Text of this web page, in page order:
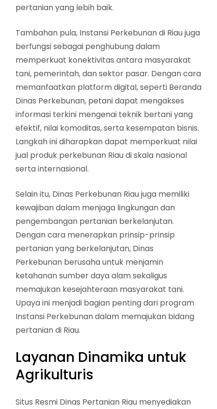
pertanian yang lebih baik.
Tambahan pula, Instansi Perkebunan di Riau juga
berfungsi sebagai penghubung dalam
memperkuat konektivitas antara masyarakat
tani, pemerintah, dan sektor pasar. Dengan cara
memanfaatkan platform digital, seperti Beranda
Dinas Perkebunan, petani dapat mengakses
informasi terkini mengenai teknik bertani yang
efektif, nilai komoditas, serta kesempatan bisnis.
Langkah ini diharapkan dapat memperkuat nilai
jual produk perkebunan Riau di skala nasional
serta internasional.
Selain itu, Dinas Perkebunan Riau juga memiliki
kewajiban dalam menjaga lingkungan dan
pengembangan pertanian berkelanjutan.
Dengan cara menerapkan prinsip-prinsip
pertanian yang berkelanjutan, Dinas
Perkebunan berusaha untuk menjamin
ketahanan sumber daya alam sekaligus
memajukan kesejahteraan masyarakat tani.
Upaya ini menjadi bagian penting dari program
Instansi Perkebunan dalam memajukan bidang
pertanian di Riau.
Layanan Dinamika untuk
Agrikulturis
Situs Resmi Dinas Pertanian Riau menyediakan